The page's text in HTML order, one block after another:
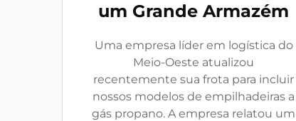
um Grande Armazém
Uma empresa líder em logística do
Meio-Oeste atualizou
recentemente sua frota para incluir
nossos modelos de empilhadeiras a
gás propano. A empresa relatou um